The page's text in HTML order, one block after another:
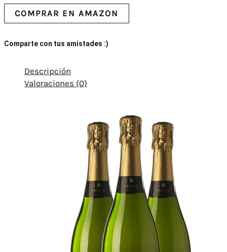
COMPRAR EN AMAZON
Comparte con tus amistades :)
Descripción
Valoraciones (0)